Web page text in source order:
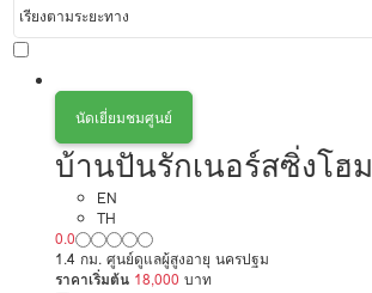
นัดเยี่ยมชมศูนย์
บ้านปันรักเนอร์สซิ่งโฮม
EN
TH
0.0
1.4 กม. ศูนย์ดูแลผู้สูงอายุ นครปฐม
ราคาเริ่มต้น 18,000 บาท